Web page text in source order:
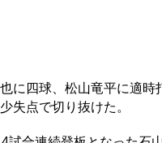
四球、松山竜平に適時
失点で切り抜けた。